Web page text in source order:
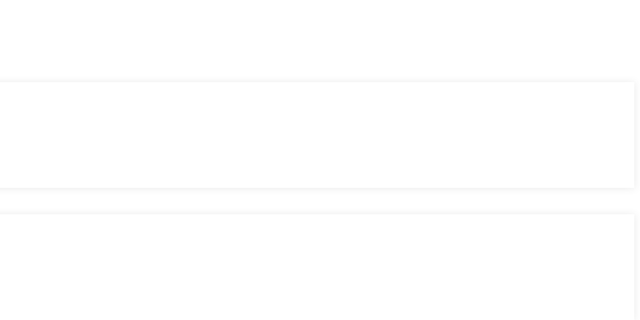
sans complications.
du marché.
des plateformes et des dApps.